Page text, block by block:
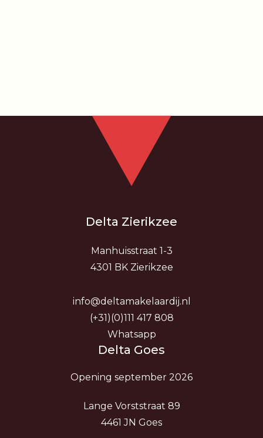
Delta Zierikzee
Manhuisstraat 1-3
4301 BK Zierikzee
info@deltamakelaardij.nl
(+31)(0)111 417 808
Whatsapp
Delta Goes
Opening september 2026
Lange Vorststraat 89
4461 JN Goes